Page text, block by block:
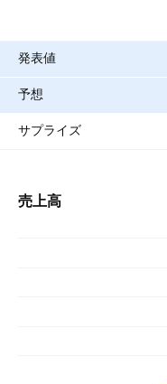
発表値
予想
サプライズ
売上高